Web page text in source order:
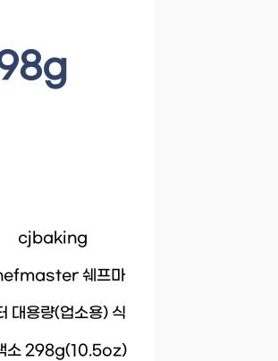
cjbaking
쉐프마
대용량(업소용) 식
소 298g(10.5oz)